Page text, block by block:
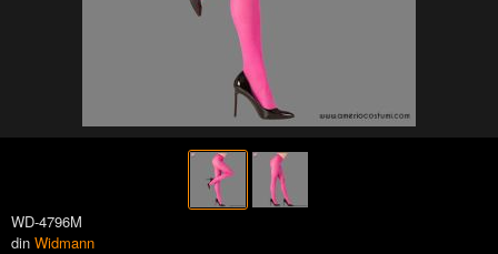
WD-4796M
din Widmann